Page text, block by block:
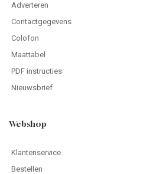
Adverteren
Contactgegevens
Colofon
Maattabel
PDF instructies
Nieuwsbrief
Webshop
Klantenservice
Bestellen